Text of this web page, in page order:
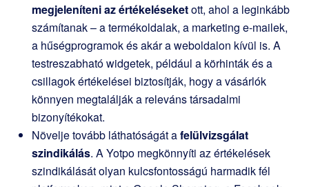
megjeleníteni az értékeléseketott, ahol a leginkább
számítanak – a termékoldalak, a marketing e-mailek,
a hűségprogramok és akár a weboldalon kívül is. A
testreszabható widgetek, például a körhinták és a
csillagok értékelései biztosítják, hogy a vásárlók
könnyen megtalálják a releváns társadalmi
bizonyítékokat.
Növelje tovább láthatóságát afelülvizsgálat
szindikálás. A Yotpo megkönnyíti az értékelések
szindikálását olyan kulcsfontosságú harmadik fél